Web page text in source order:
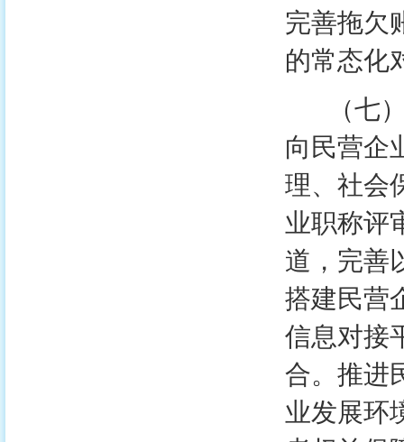
完善拖欠
的常态化
（七）
向民营企
理、社会
业职称评
道，完善
搭建民营
信息对接
合。推进
业发展环